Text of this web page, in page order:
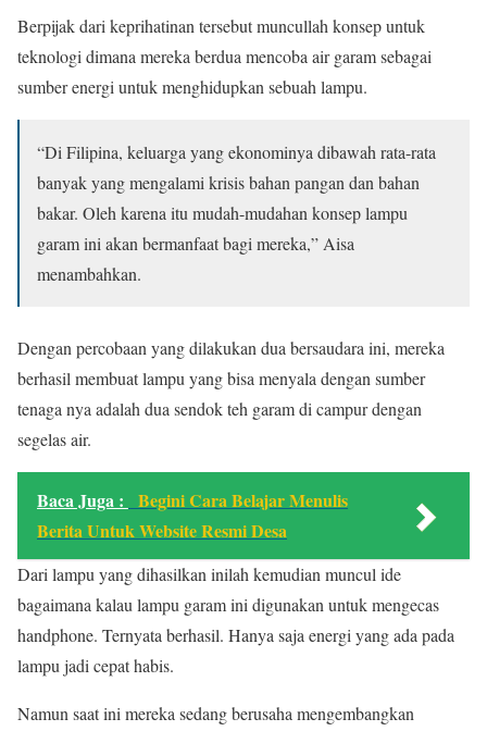
Berpijak dari keprihatinan tersebut muncullah konsep untuk
teknologi dimana mereka berdua mencoba air garam sebagai
sumber energi untuk menghidupkan sebuah lampu.
“Di Filipina, keluarga yang ekonominya dibawah rata-rata
banyak yang mengalami krisis bahan pangan dan bahan
bakar. Oleh karena itu mudah-mudahan konsep lampu
garam ini akan bermanfaat bagi mereka,” Aisa
menambahkan.
Dengan percobaan yang dilakukan dua bersaudara ini, mereka
berhasil membuat lampu yang bisa menyala dengan sumber
tenaga nya adalah dua sendok teh garam di campur dengan
segelas air.
Baca Juga :
Begini Cara Belajar Menulis
Berita Untuk Website Resmi Desa
Dari lampu yang dihasilkan inilah kemudian muncul ide
bagaimana kalau lampu garam ini digunakan untuk mengecas
handphone. Ternyata berhasil. Hanya saja energi yang ada pada
lampu jadi cepat habis.
Namun saat ini mereka sedang berusaha mengembangkan